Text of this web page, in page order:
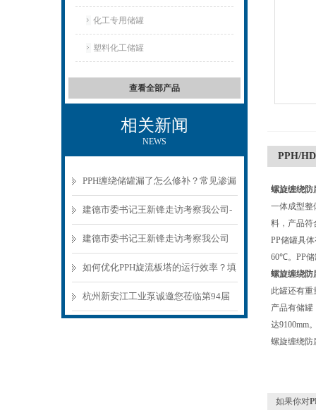
化工专用储罐
塑料化工储罐
查看全部产品
相关新闻
NEWS
PPH缠绕储罐漏了怎么修补？常见渗漏
原因与低成本修复方法
建德市委书记王新锋走访考察我公司-
杭州新安江工业泵有限公司
建德市委书记王新锋走访考察我公司
如何优化PPH旋流板塔的运行效率？填
料层设计、风量控制的实操指南
杭州新安江工业泵诚邀您莅临第94届
PPH/
螺旋缠绕防
一体成型整
料，产品符
PP储罐具
60℃。PP储
螺旋缠绕防
此罐还有重
产品有储罐
达9100mm
螺旋缠绕防
如果你对